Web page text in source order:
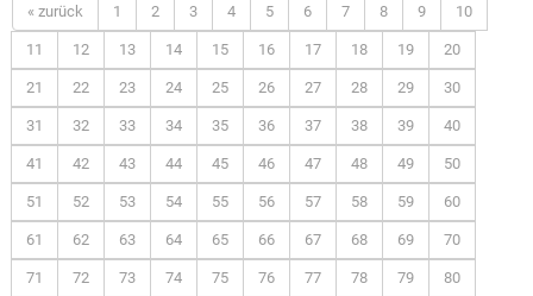
« zurück 1 2 3 4 5 6 7 8 9 10
11 12 13 14 15 16 17 18 19 20
21 22 23 24 25 26 27 28 29 30
31 32 33 34 35 36 37 38 39 40
41 42 43 44 45 46 47 48 49 50
51 52 53 54 55 56 57 58 59 60
61 62 63 64 65 66 67 68 69 70
71 72 73 74 75 76 77 78 79 80